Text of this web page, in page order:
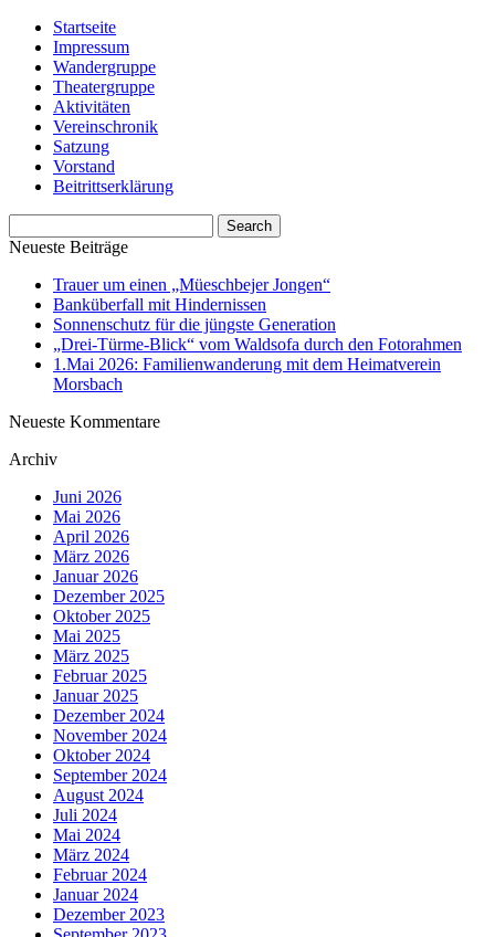
Startseite
Impressum
Wandergruppe
Theatergruppe
Aktivitäten
Vereinschronik
Satzung
Vorstand
Beitrittserklärung
Neueste Beiträge
Trauer um einen „Müeschbejer Jongen“
Banküberfall mit Hindernissen
Sonnenschutz für die jüngste Generation
„Drei-Türme-Blick“ vom Waldsofa durch den Fotorahmen
1.Mai 2026: Familienwanderung mit dem Heimatverein
Morsbach
Neueste Kommentare
Archiv
Juni 2026
Mai 2026
April 2026
März 2026
Januar 2026
Dezember 2025
Oktober 2025
Mai 2025
März 2025
Februar 2025
Januar 2025
Dezember 2024
November 2024
Oktober 2024
September 2024
August 2024
Juli 2024
Mai 2024
März 2024
Februar 2024
Januar 2024
Dezember 2023